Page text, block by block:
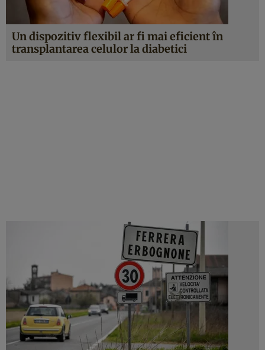
Un dispozitiv flexibil ar fi mai eficient în
transplantarea celulor la diabetici